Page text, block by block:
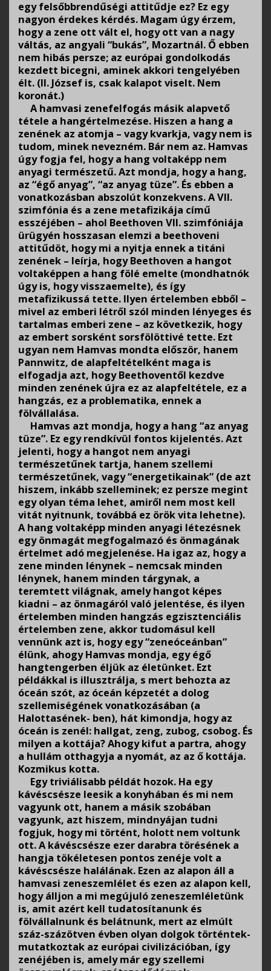
egy felsőbbrendűségi attitűdje ez? Ez egy
nagyon érdekes kérdés. Magam úgy érzem,
hogy a zene ott vált el, hogy ott van a nagy
váltás, az angyali “bukás”, Mozartnál. Ő ebben
nem hibás persze; az európai gondolkodás
kezdett bicegni, aminek akkori tengelyében
élt. (II. József is, csak kalapot viselt. Nem
koronát.)
A hamvasi zenefelfogás másik alapvető
tétele a hangértelmezése. Hiszen a hang a
zenének az atomja – vagy kvarkja, vagy nem is
tudom, minek nevezném. Bár nem az. Hamvas
úgy fogja fel, hogy a hang voltaképp nem
anyagi természetű. Azt mondja, hogy a hang,
az “égő anyag”, “az anyag tüze”. És ebben a
vonatkozásban abszolút konzekvens. A VII.
szimfónia és a zene metafizikája című
esszéjében – ahol Beethoven VII. szimfóniája
ürügyén hosszasan elemzi a beethoveni
attitűdöt, hogy mi a nyitja ennek a titáni
zenének – leírja, hogy Beethoven a hangot
voltaképpen a hang fölé emelte (mondhatnók
úgy is, hogy visszaemelte), és így
metafizikussá tette. Ilyen értelemben ebből –
mivel az emberi létről szól minden lényeges és
tartalmas emberi zene – az következik, hogy
az embert sorsként sorsfölöttivé tette. Ezt
ugyan nem Hamvas mondta először, hanem
Pannwitz, de alapfeltételként maga is
elfogadja azt, hogy Beethoventől kezdve
minden zenének újra ez az alapfeltétele, ez a
hangzás, ez a problematika, ennek a
fölvállalása.
Hamvas azt mondja, hogy a hang “az anyag
tüze”. Ez egy rendkívül fontos kijelentés. Azt
jelenti, hogy a hangot nem anyagi
természetűnek tartja, hanem szellemi
természetűnek, vagy “energetikainak” (de azt
hiszem, inkább szelleminek; ez persze megint
egy olyan téma lehet, amiről nem most kell
vitát nyitnunk, továbbá ez örök vita lehetne).
A hang voltaképp minden anyagi létezésnek
egy önmagát megfogalmazó és önmagának
értelmet adó megjelenése. Ha igaz az, hogy a
zene minden lénynek – nemcsak minden
lénynek, hanem minden tárgynak, a
teremtett világnak, amely hangot képes
kiadni – az önmagáról való jelentése, és ilyen
értelemben minden hangzás egzisztenciális
értelemben zene, akkor tudomásul kell
vennünk azt is, hogy egy “zeneóceánban”
élünk, ahogy Hamvas mondja, egy égő
hangtengerben éljük az életünket. Ezt
példákkal is illusztrálja, s mert behozta az
óceán szót, az óceán képzetét a dolog
szellemiségének vonatkozásában (a
Halottasének- ben), hát kimondja, hogy az
óceán is zenél: hallgat, zeng, zubog, csobog. És
milyen a kottája? Ahogy kifut a partra, ahogy
a hullám otthagyja a nyomát, az az ő kottája.
Kozmikus kotta.
Egy triviálisabb példát hozok. Ha egy
kávéscsésze leesik a konyhában és mi nem
vagyunk ott, hanem a másik szobában
vagyunk, azt hiszem, mindnyájan tudni
fogjuk, hogy mi történt, holott nem voltunk
ott. A kávéscsésze ezer darabra törésének a
hangja tökéletesen pontos zenéje volt a
kávéscsésze halálának. Ezen az alapon áll a
hamvasi zeneszemlélet és ezen az alapon kell,
hogy álljon a mi megújuló zeneszemléletünk
is, amit azért kell tudatosítanunk és
fölvállalnunk és belátnunk, mert az elmúlt
száz-százötven évben olyan dolgok történtek-
mutatkoztak az európai civilizációban, így
zenéjében is, amely már egy szellemi